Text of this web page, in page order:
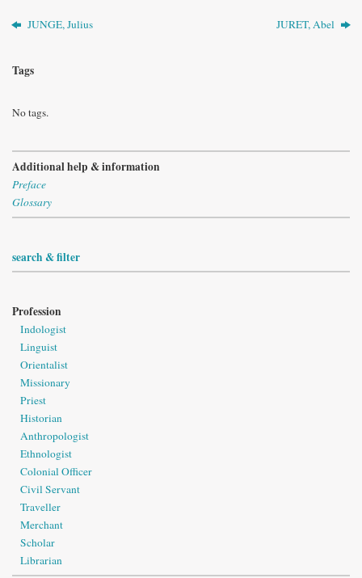
JUNGE, Julius JURET, Abel
Tags
No tags.
Additional help & information
Preface
Glossary
search & filter
Profession
Indologist
Linguist
Orientalist
Missionary
Priest
Historian
Anthropologist
Ethnologist
Colonial Officer
Civil Servant
Traveller
Merchant
Scholar
Librarian